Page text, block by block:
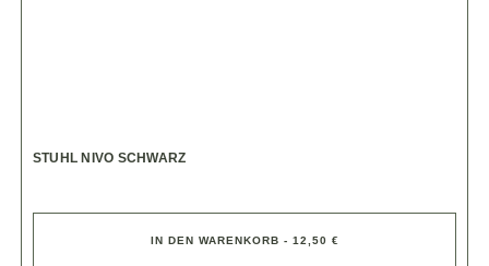
STUHL NIVO SCHWARZ
IN DEN WARENKORB - 12,50 €